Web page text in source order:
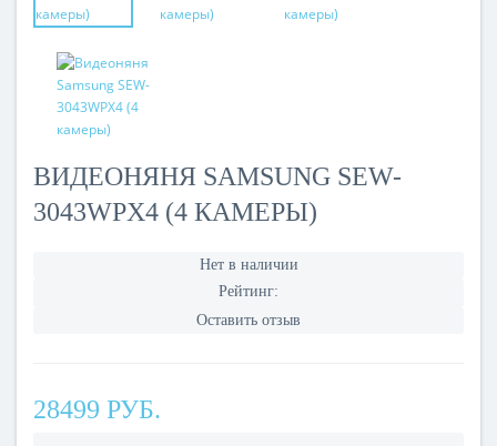
ВИДЕОНЯНЯ SAMSUNG SEW-
3043WPX4 (4 КАМЕРЫ)
Нет в наличии
Рейтинг:
Оставить отзыв
28499 РУБ.